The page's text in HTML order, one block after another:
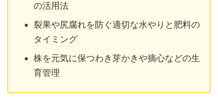
の活用法
裂果や尻腐れを防ぐ適切な水やりと肥料の
タイミング
株を元気に保つわき芽かきや摘心などの生
育管理